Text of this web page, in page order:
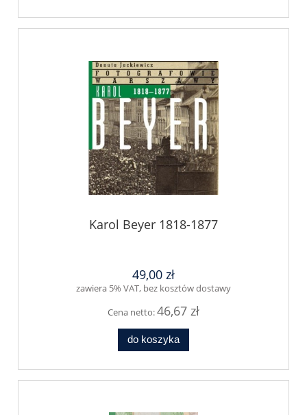
Karol Beyer 1818-1877
49,00 zł
zawiera 5% VAT, bez kosztów dostawy
Cena netto:46,67 zł
do koszyka